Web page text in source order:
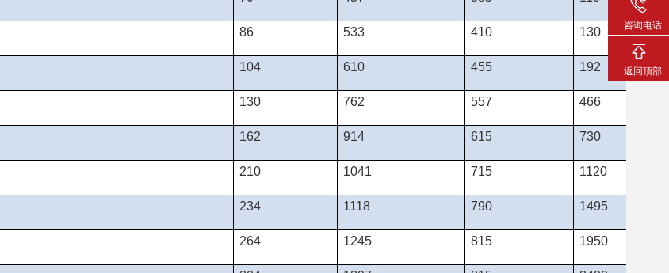
86 533 410 130
104 610 455 192
130 762 557 466
162 914 615 730
210 1041 715 1120
234 1118 790 1495
264 1245 815 1950
咨询电话
返回顶部